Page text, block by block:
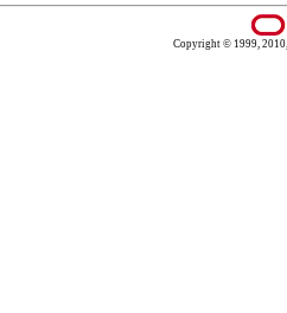
Copyright © 1999,